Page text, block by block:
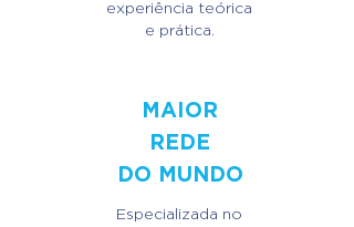
experiência teórica
e prática.
MAIOR
REDE
DO MUNDO
Especializada no